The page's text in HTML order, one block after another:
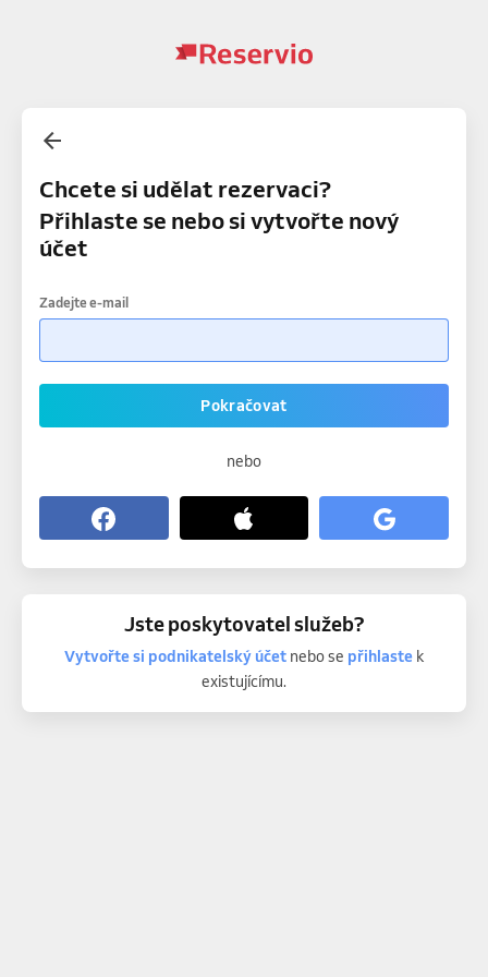
Chcete si udělat rezervaci?
Přihlaste se nebo si vytvořte nový
účet
Zadejte e-mail
Pokračovat
nebo
Jste poskytovatel služeb?
Vytvořte si podnikatelský účetnebo se přihlastek
existujícímu.